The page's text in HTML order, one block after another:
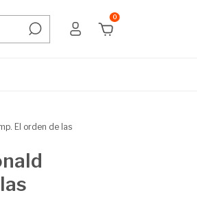
0
El orden de las